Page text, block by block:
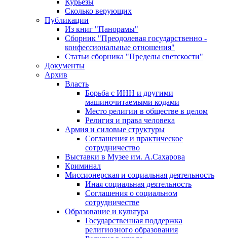
Курьезы
Сколько верующих
Публикации
Из книг "Панорамы"
Сборник "Преодолевая государственно -
конфессиональные отношения"
Статьи сборника "Пределы светскости"
Документы
Архив
Власть
Борьба с ИНН и другими
машиночитаемыми кодами
Место религии в обществе в целом
Религия и права человека
Армия и силовые структуры
Соглашения и практическое
сотрудничество
Выставки в Музее им. А.Сахарова
Криминал
Миссионерская и социальная деятельность
Иная социальная деятельность
Соглашения о социальном
сотрудничестве
Образование и культура
Государственная поддержка
религиозного образования